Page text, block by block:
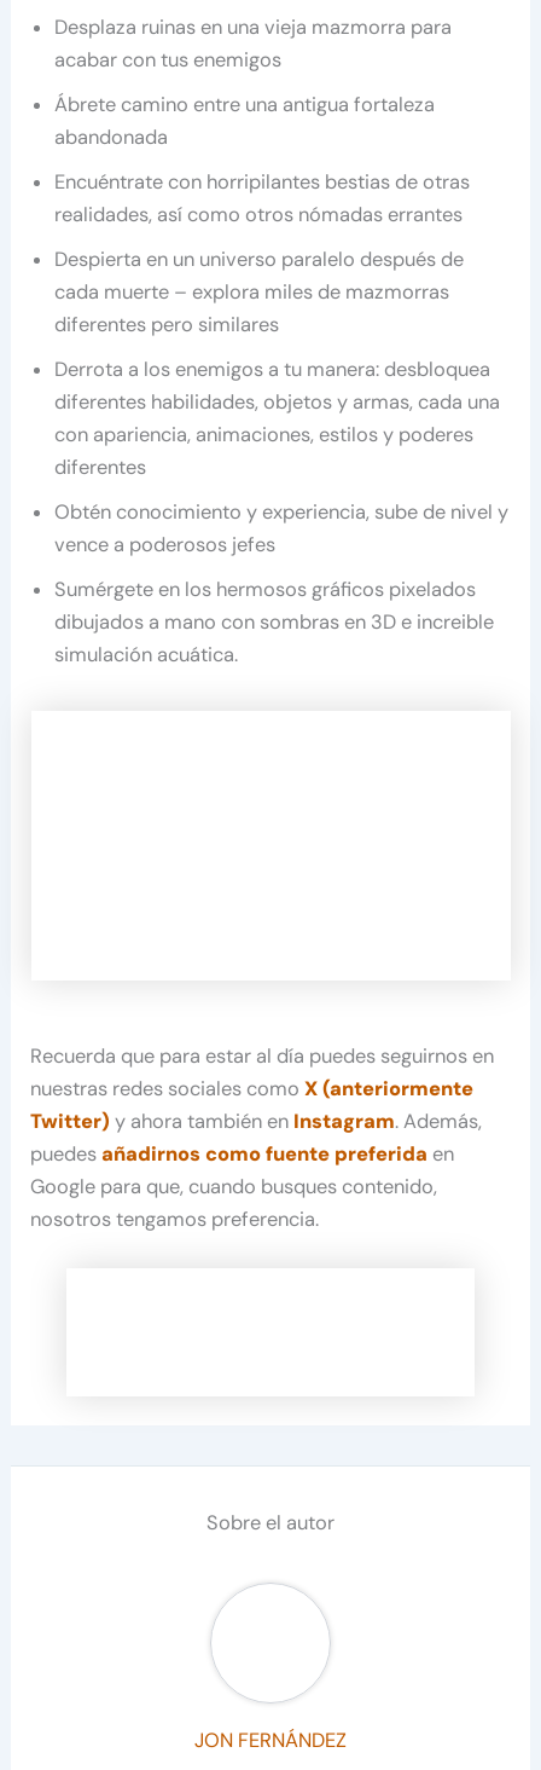
Desplaza ruinas en una vieja mazmorra para
acabar con tus enemigos
Ábrete camino entre una antigua fortaleza
abandonada
Encuéntrate con horripilantes bestias de otras
realidades, así como otros nómadas errantes
Despierta en un universo paralelo después de
cada muerte – explora miles de mazmorras
diferentes pero similares
Derrota a los enemigos a tu manera: desbloquea
diferentes habilidades, objetos y armas, cada una
con apariencia, animaciones, estilos y poderes
diferentes
Obtén conocimiento y experiencia, sube de nivel y
vence a poderosos jefes
Sumérgete en los hermosos gráficos pixelados
dibujados a mano con sombras en 3D e increible
simulación acuática.
Recuerda que para estar al día puedes seguirnos en
nuestras redes sociales comoX (anteriormente
Twitter) y ahora también en Instagram. Además,
puedesañadirnos como fuente preferida en
Google para que, cuando busques contenido,
nosotros tengamos preferencia.
Sobre el autor
JON FERNÁNDEZ